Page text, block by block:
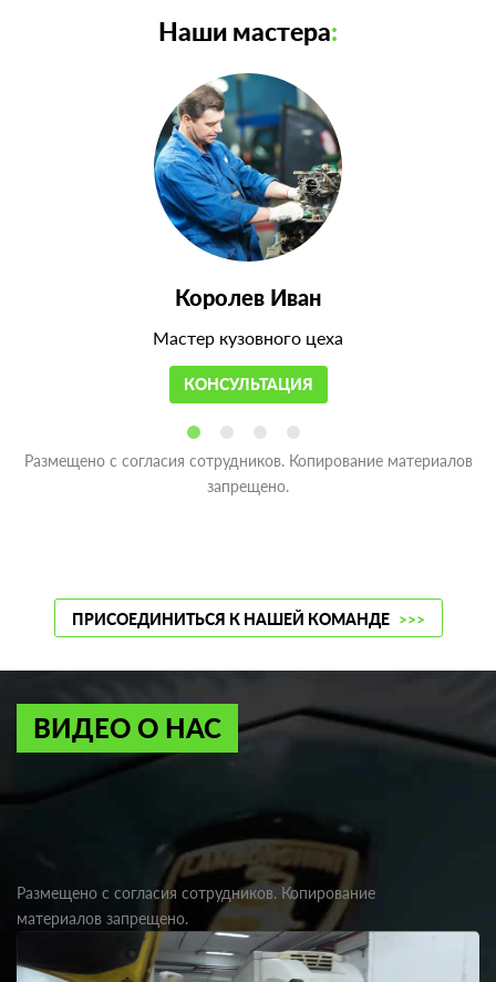
Наши мастера:
Королев Иван
Мастер кузовного цеха
КОНСУЛЬТАЦИЯ
Размещено с согласия сотрудников. Копирование материалов
запрещено.
ПРИСОЕДИНИТЬСЯ К НАШЕЙ КОМАНДЕ >>>
ВИДЕО О НАС
Размещено с согласия сотрудников. Копирование
материалов запрещено.